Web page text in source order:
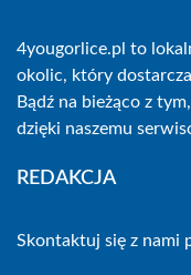
4yougorlice.pl to
okolic, który
Bądź na bieżąco z
dzięki naszemu
REDAKCJA
Skontaktuj się z nami